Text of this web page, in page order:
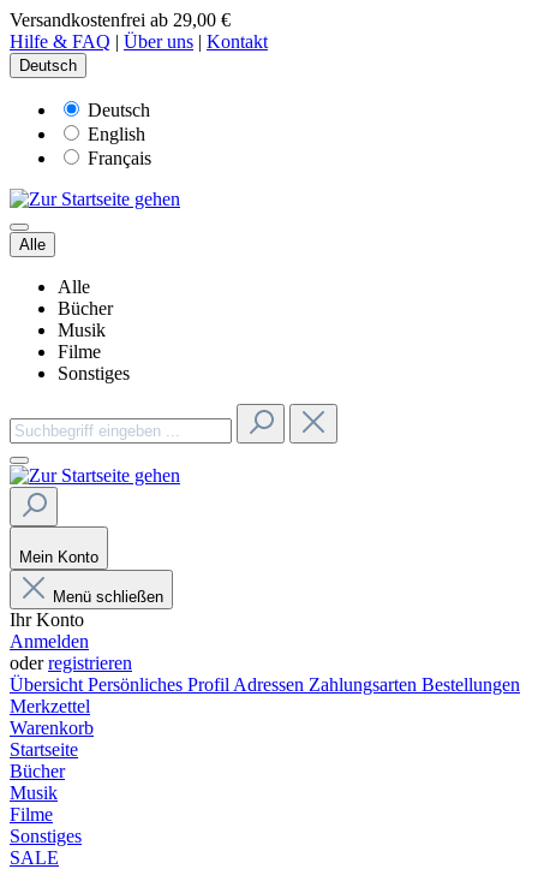
Versandkostenfrei ab 29,00 €
Hilfe & FAQ | Über uns | Kontakt
Deutsch
Deutsch
English
Français
Alle
Alle
Bücher
Musik
Filme
Sonstiges
Mein Konto
Menü schließen
Ihr Konto
Anmelden
oderregistrieren
Übersicht Persönliches Profil Adressen Zahlungsarten Bestellungen
Merkzettel
Warenkorb
Startseite
Bücher
Musik
Filme
Sonstiges
SALE